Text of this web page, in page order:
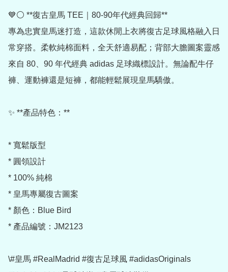
💙⚪ **復古皇馬 TEE｜80-90年代經典回歸**
專為忠實皇馬迷打造，這款休閒上衣將復古足球風格融入日
常穿搭。柔軟純棉面料，全天舒適易配；背部大膽圖案靈感
來自 80、90 年代經典 adidas 足球織標設計。無論配牛仔
褲、運動褲還是短褲，都能輕鬆展現皇馬驕傲。
✨ **產品特色：**
* 寬鬆版型
* 圓領設計
* 100% 純棉
* 皇馬專屬復古圖案
* 顏色：Blue Bird
* 產品編號：JM2123
\#皇馬 #RealMadrid #復古足球風 #adidasOriginals